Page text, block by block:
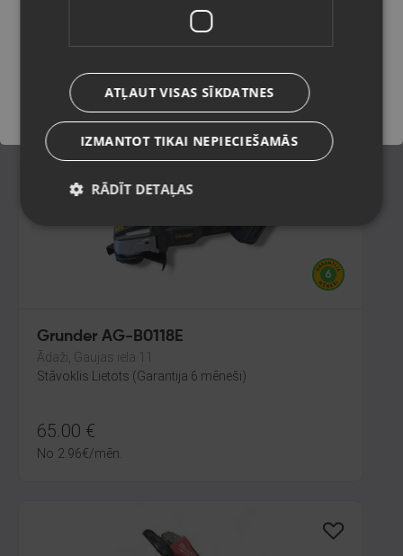
Stāvoklis Ilgstoši lietots (Garantija 14 dienas)
135.00 €
6.14€/mēn.
Grunder AG-B0118E
Ādaži, Gaujas iela 11
Stāvoklis Lietots (Garantija 6 mēneši)
65.00 €
No 2.96€/mēn.
Saglabāt
ATĻAUT VISAS SĪKDATNES
IZMANTOT TIKAI NEPIECIEŠAMĀS
RĀDĪT DETAĻAS